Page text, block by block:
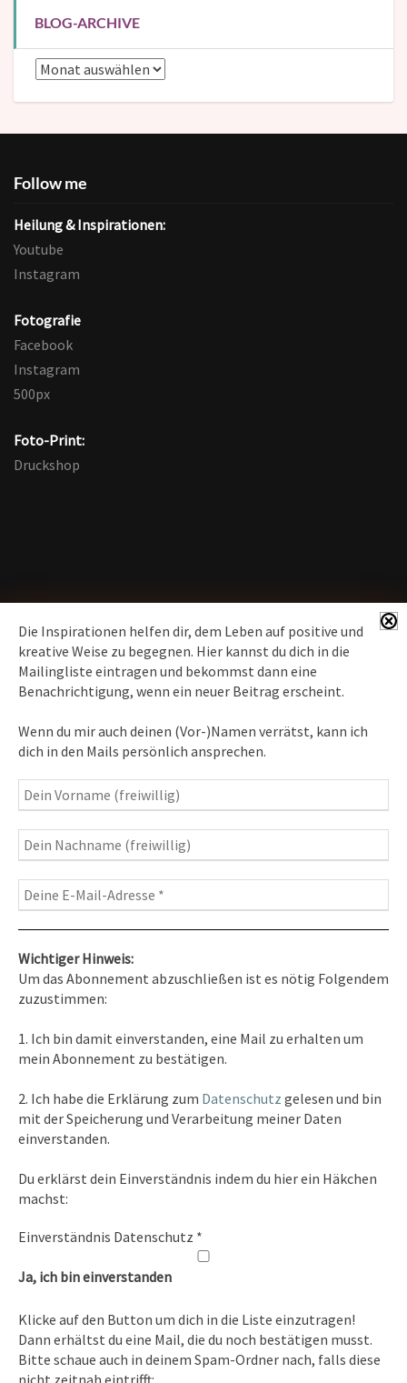
Die Inspirationen helfen dir, dem Leben auf positive und
kreative Weise zu begegnen. Hier kannst du dich in die
Mailingliste eintragen und bekommst dann eine
Benachrichtigung, wenn ein neuer Beitrag erscheint.
Wenn du mir auch deinen (Vor-)Namen verrätst, kann ich
dich in den Mails persönlich ansprechen.
Wichtiger Hinweis:
Um das Abonnement abzuschließen ist es nötig Folgendem
zuzustimmen:
1. Ich bin damit einverstanden, eine Mail zu erhalten um
mein Abonnement zu bestätigen.
2. Ich habe die Erklärung zum Datenschutz gelesen und bin
mit der Speicherung und Verarbeitung meiner Daten
einverstanden.
Du erklärst dein Einverständnis indem du hier ein Häkchen
machst:
Einverständnis Datenschutz *
Ja, ich bin einverstanden
Klicke auf den Button um dich in die Liste einzutragen!
Dann erhältst du eine Mail, die du noch bestätigen musst.
Bitte schaue auch in deinem Spam-Ordner nach, falls diese
nicht zeitnah eintrifft:
BLOG-ARCHIVE
Blog-
Follow me
Heilung & Inspirationen:
Youtube
Instagram
Fotografie
Facebook
Instagram
500px
Foto-Print:
Druckshop
News erhalten
Inspirationen
– Bewusstseins-Impulse, Meditation &
Heilung, Texte & Botschaften
Fotografie– Fotoblog, Kalender, Workshops
Kontakt
Tel. 0351/2681691
E-Mail: info [at ] spirit-on-earth.com
Heilpraxis
Heilpraxis Hirschburger
Rechtliches
Impressum
Datenschutz